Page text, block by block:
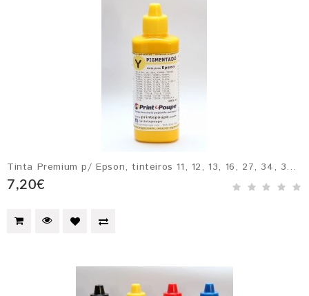
Tinta Premium p/ Epson, tinteiros 11, 12, 13, 16, 27, 34, 35 - AMARELO Pigmentado
7,20€